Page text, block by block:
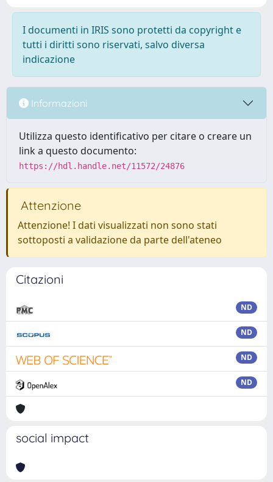
I documenti in IRIS sono protetti da copyright e
tutti i diritti sono riservati, salvo diversa
indicazione
Informazioni
Utilizza questo identificativo per citare o creare un
link a questo documento:
https://hdl.handle.net/11572/24876
Attenzione
Attenzione! I dati visualizzati non sono stati
sottoposti a validazione da parte dell'ateneo
Citazioni
ND
ND
ND
ND
social impact